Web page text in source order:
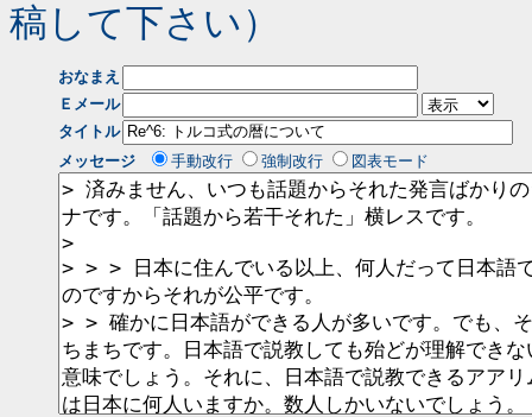
稿して下さい）
おなまえ
Ｅメール
タイトル
メッセージ
手動改行 強制改行 図表モード